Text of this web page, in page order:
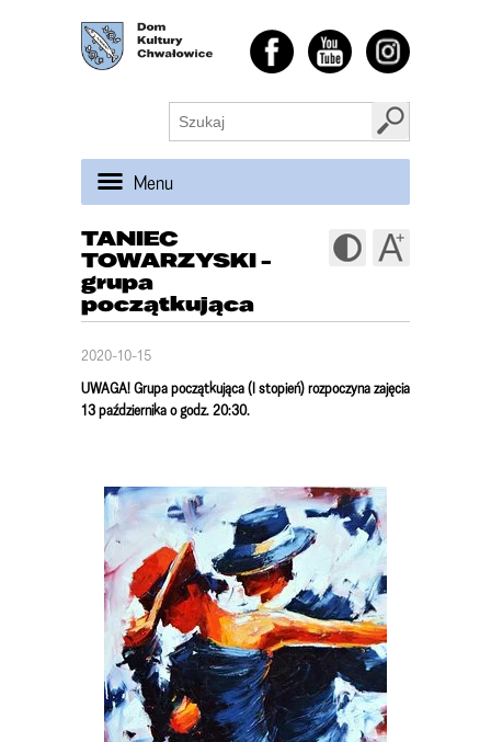
Menu
TANIEC
TOWARZYSKI -
grupa
początkująca
2020-10-15
UWAGA! Grupa początkująca (I stopień) rozpoczyna zajęcia
13 października o godz. 20:30.